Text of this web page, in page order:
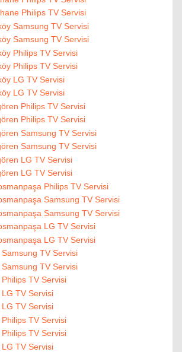
Philips TV Servisi
Samsung TV Servisi
Samsung TV Servisi
Philips TV Servisi
Philips TV Servisi
LG TV Servisi
LG TV Servisi
Philips TV Servisi
Philips TV Servisi
Samsung TV Servisi
Samsung TV Servisi
LG TV Servisi
LG TV Servisi
Philips TV Servisi
Samsung TV Servisi
Samsung TV Servisi
LG TV Servisi
LG TV Servisi
Samsung TV Servisi
Samsung TV Servisi
TV Servisi
LG TV Servisi
LG TV Servisi
Philips TV Servisi
Philips TV Servisi
LG TV Servisi